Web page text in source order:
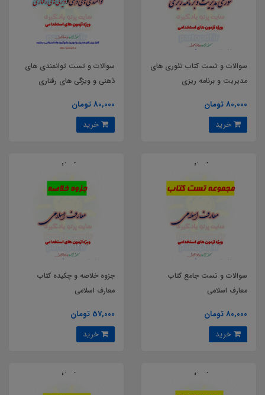
سوالات و تست کتاب تئوری های
مدیریت و برنامه ریزی
80,000 تومان
سوالات و تست توانمندی های
ذهنی و ویژگی های رفتاری
80,000 تومان
سوالات و تست جامع کتاب
معارف اسلامی
80,000 تومان
جزوه خلاصه و چکیده کتاب
معارف اسلامی
57,000 تومان